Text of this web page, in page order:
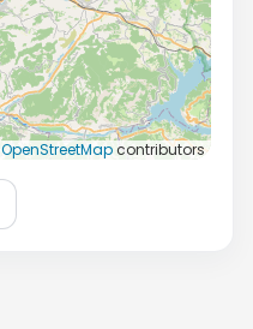
OpenStreetMapcontributors